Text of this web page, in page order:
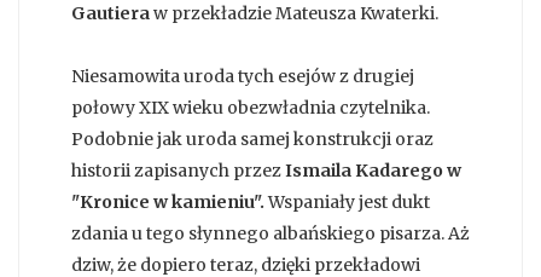
Gautieraw przekładzie Mateusza Kwaterki.
Niesamowita uroda tych esejów z drugiej
połowy XIX wieku obezwładnia czytelnika.
Podobnie jak uroda samej konstrukcji oraz
historii zapisanych przezIsmaila Kadarego w
"Kronice w kamieniu".Wspaniały jest dukt
zdania u tego słynnego albańskiego pisarza. Aż
dziw, że dopiero teraz, dzięki przekładowi